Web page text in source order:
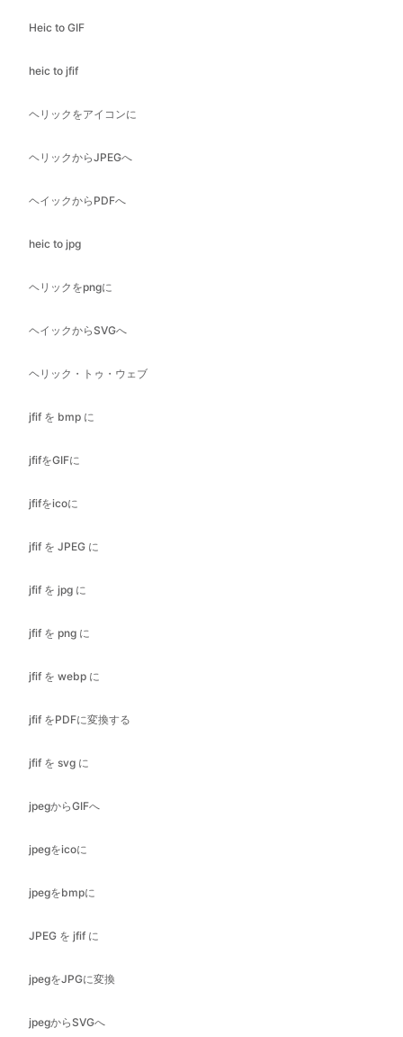
ヘリックをアイコンに
ヘリックからJPEGへ
ヘイックからPDFへ
heic to jpg
ヘリックをpngに
ヘイックからSVGへ
ヘリック・トゥ・ウェブ
jfif を bmp に
jfifをGIFに
jfifをicoに
jfif を JPEG に
jfif を jpg に
jfif を png に
jfif を webp に
jfif をPDFに変換する
jfif を svg に
jpegからGIFへ
jpegをicoに
jpegをbmpに
JPEG を jfif に
jpegをJPGに変換
jpegからSVGへ
jpegをPDFに変換
jpegをPNGに変換する